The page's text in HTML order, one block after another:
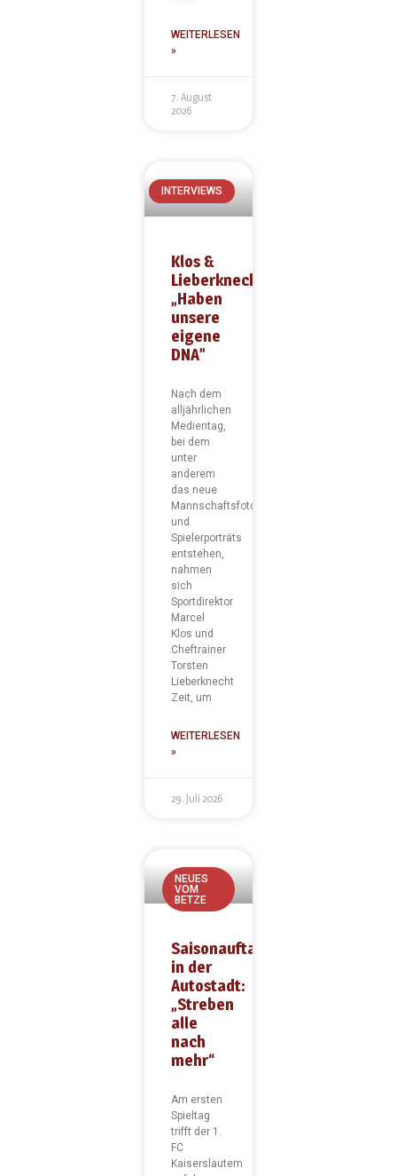
WEITERLESEN
»
7. August
2026
INTERVIEWS
Klos &
Lieberknecht:
„Haben
unsere
eigene
DNA”
Nach dem
alljährlichen
Medientag,
bei dem
unter
anderem
das neue
Mannschaftsfoto
und
Spielerporträts
entstehen,
nahmen
sich
Sportdirektor
Marcel
Klos und
Cheftrainer
Torsten
Lieberknecht
Zeit, um
WEITERLESEN
»
29. Juli 2026
NEUES
VOM
BETZE
Saisonauftakt
in der
Autostadt:
„Streben
alle
nach
mehr“
Am ersten
Spieltag
trifft der 1.
FC
Kaiserslautern